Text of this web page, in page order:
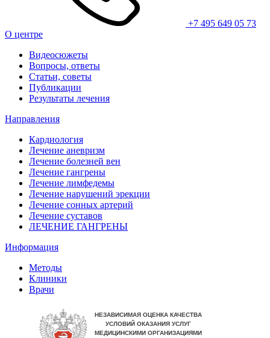
+7 495 649 05 73
О центре
Видеосюжеты
Вопросы, ответы
Статьи, советы
Публикации
Результаты лечения
Направления
Кардиология
Лечение аневризм
Лечение болезней вен
Лечение гангрены
Лечение лимфедемы
Лечение нарушений эрекции
Лечение сонных артерий
Лечение суставов
ЛЕЧЕНИЕ ГАНГРЕНЫ
Информация
Методы
Клиники
Врачи